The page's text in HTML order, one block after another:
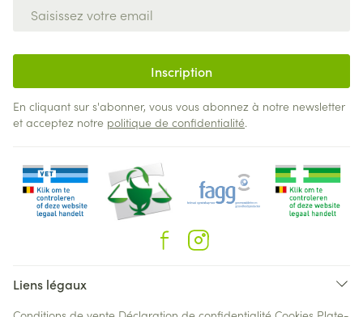
Inscription
En cliquant sur s'abonner, vous vous abonnez à notre newsletter
et acceptez notre politique de confidentialité.
Liens légaux